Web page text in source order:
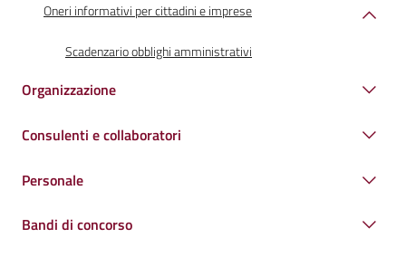
Oneri informativi per cittadini e imprese
Scadenzario obblighi amministrativi
Organizzazione
Consulenti e collaboratori
Personale
Bandi di concorso